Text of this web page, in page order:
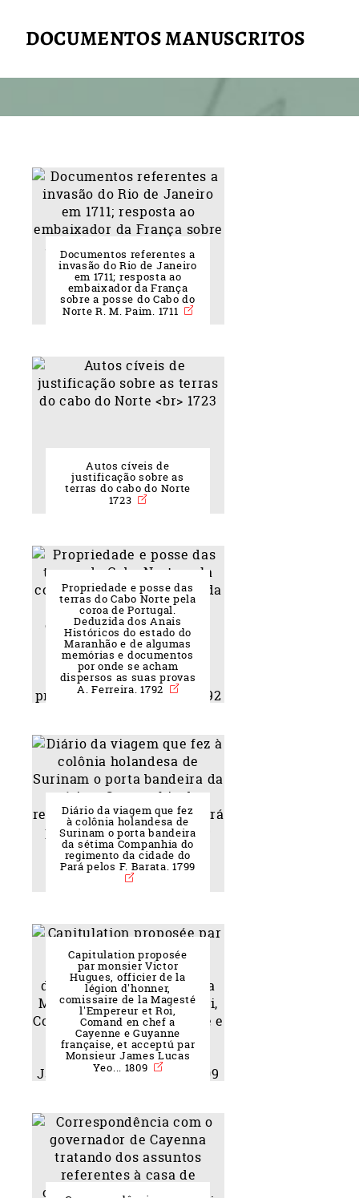
DOCUMENTOS MANUSCRITOS
Documentos referentes a
invasão do Rio de Janeiro
em 1711; resposta ao
embaixador da França
sobre a posse do Cabo do
Norte R. M. Paim. 1711
Autos cíveis de
justificação sobre as
terras do cabo do Norte
1723
Propriedade e posse das
terras do Cabo Norte pela
coroa de Portugal.
Deduzida dos Anais
Históricos do estado do
Maranhão e de algumas
memórias e documentos
por onde se acham
dispersos as suas provas
A. Ferreira. 1792
Diário da viagem que fez
à colônia holandesa de
Surinam o porta bandeira
da sétima Companhia do
regimento da cidade do
Pará pelos F. Barata. 1799
Capitulation proposée
par monsier Victor
Hugues, officier de la
légion d'honner,
comissaire de la Magesté
l'Empereur et Roi,
Comand en chef a
Cayenne e Guyanne
française, et acceptú par
Monsieur James Lucas
Yeo... 1809